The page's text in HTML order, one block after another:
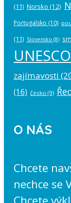
(11) Norsko (12)
Portugalsko (10)
(11) Slovensko (8)
UNESCO
zajímavosti
(16) česko (9)
O NÁS
Chcete
nechce se